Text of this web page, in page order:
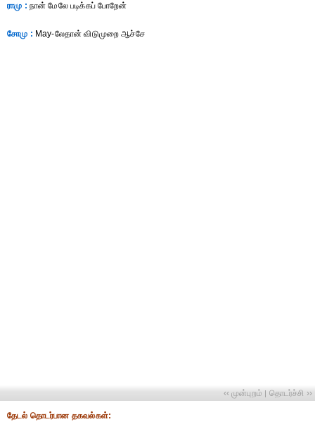
ராமு : நான் மேலே படிக்கப் போறேன்
சோமு : May-லேதான் விடுமுறை ஆச்சே
‹‹ முன்புறம் | தொடர்ச்சி ››
தேட‌ல் தொட‌ர்பான தகவ‌ல்க‌ள்: